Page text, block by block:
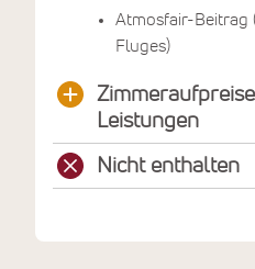
Atmosfair-Beitrag
Fluges)
Leistungen
Nicht enthalten